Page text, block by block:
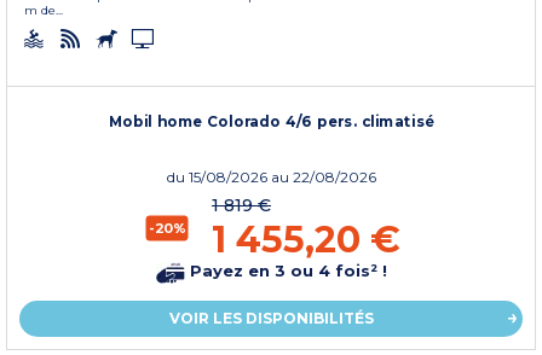
m de...
Mobil home Colorado 4/6 pers. climatisé
du 15/08/2026 au 22/08/2026
-20%
1 819 €
1 455,20 €
Payez en 3 ou 4 fois² !
VOIR LES DISPONIBILITÉS